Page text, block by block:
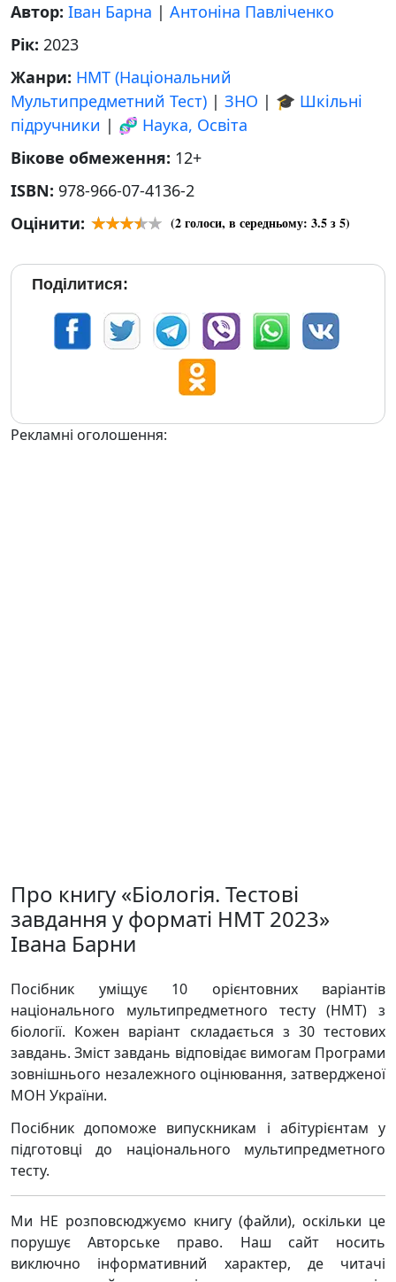
Автор: Іван Барна | Антоніна Павліченко
Рік: 2023
Жанри: НМТ (Національний
Мультипредметний Тест) | ЗНО | 🎓 Шкільні
підручники | 🧬 Наука, Освіта
Вікове обмеження: 12+
ISBN: 978-966-07-4136-2
Оцінити:
(2голоси, в середньому: 3.5з 5)
Поділитися:
Рекламні оголошення:
Про книгу «Біологія. Тестові
завдання у форматі НМТ 2023»
Івана Барни
Посібник уміщує 10 орієнтовних варіантів
національного мультипредметного тесту (НМТ) з
біології. Кожен варіант складається з 30 тестових
завдань. Зміст завдань відповідає вимогам Програми
зовнішнього незалежного оцінювання, затвердженої
МОН України.
Посібник допоможе випускникам і абітурієнтам у
підготовці до національного мультипредметного
тесту.
Ми НЕ розповсюджуємо книгу (файли), оскільки це
порушує Авторське право. Наш сайт носить
виключно інформативний характер, де читачі